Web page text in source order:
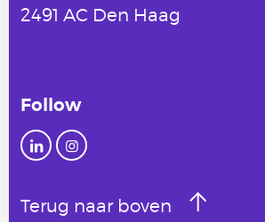
2491 AC Den Haag
Follow
Terug naar boven